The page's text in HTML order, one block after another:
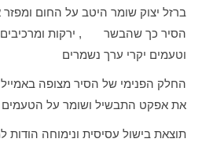
ברזל יצוק שומר היטב על החום
הסיר כך שהבשר , ירקות ומרכיבים
וטעמים יקרי ערך נשמרים
החלק הפנימי של הסיר מצופה
את אפקט התבשיל ושומר על הטעמים
תוצאת בישול עסיסית ונימוחה